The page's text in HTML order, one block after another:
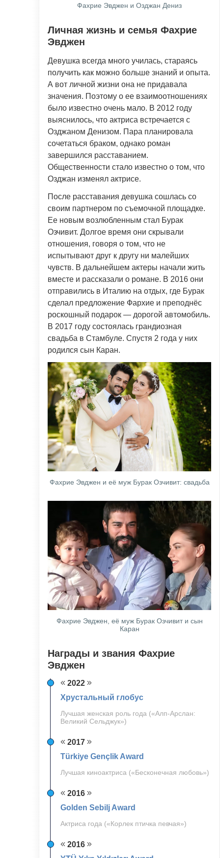
Фахрие Эвджен и Озджан Дениз
Личная жизнь и семья Фахрие
Эвджен
Девушка всегда много училась, стараясь
получить как можно больше знаний и опыта.
А вот личной жизни она не придавала
значения. Поэтому о ее взаимоотношениях
было известно очень мало. В 2012 году
выяснилось, что актриса встречается с
Озджаном Денизом. Пара планировала
сочетаться браком, однако роман
завершился расставанием.
Общественности стало известно о том, что
Озджан изменял актрисе.
После расставания девушка сошлась со
своим партнером по съемочной площадке.
Ее новым возлюбленным стал Бурак
Озчивит. Долгое время они скрывали
отношения, говоря о том, что не
испытывают друг к другу ни малейших
чувств. В дальнейшем актеры начали жить
вместе и рассказали о романе. В 2016 они
отправились в Италию на отдых, где Бурак
сделал предложение Фархие и преподнёс
роскошный подарок — дорогой автомобиль.
В 2017 году состоялась грандиозная
свадьба в Стамбуле. Спустя 2 года у них
родился сын Каран.
Фахрие Эвджен и её муж Бурак Озчивит: свадьба
Фахрие Эвджен, её муж Бурак Озчивит и сын
Каран
Награды и звания Фахрие
Эвджен
2022
Хрустальный глобус
Лучшая женская роль года («Алп-Арслан:
Великий Сельджук»)
2017
Türkiye Gençlik Award
Лучшая киноактриса («Бесконечная любовь»)
2016
Golden Sebilj Award
Актриса года («Корлек птичка певчая»)
2016